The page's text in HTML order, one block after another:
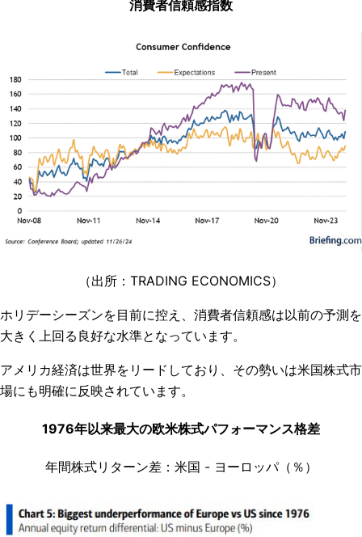
消費者信頼感指数
（出所：TRADING ECONOMICS）
ホリデーシーズンを目前に控え、消費者信頼感は以前の予測を
大きく上回る良好な水準となっています。
アメリカ経済は世界をリードしており、その勢いは米国株式市
場にも明確に反映されています。
1976年以来最大の欧米株式パフォーマンス格差
年間株式リターン差：米国 - ヨーロッパ（％）